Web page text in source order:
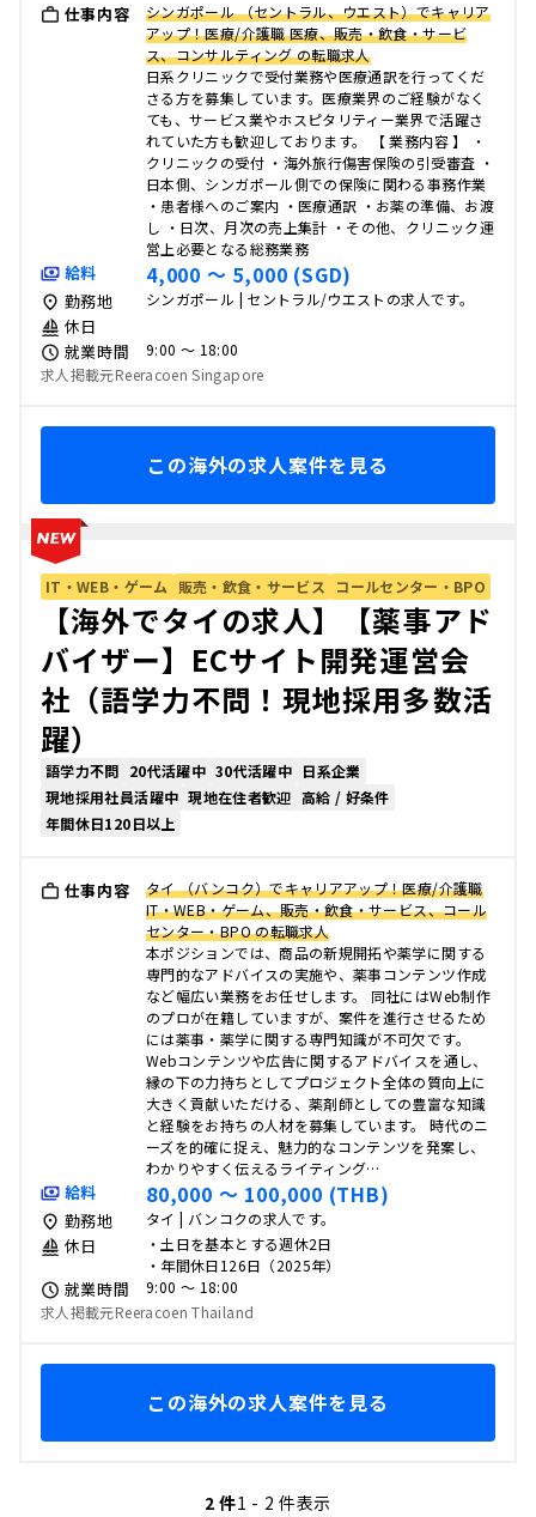
仕事内容
シンガポール （セントラル、ウエスト）でキャリア
アップ！医療/介護職 医療、販売・飲食・サービ
ス、コンサルティング の転職求人
日系クリニックで受付業務や医療通訳を行ってくだ
さる方を募集しています。医療業界のご経験がなく
ても、サービス業やホスピタリティー業界で活躍さ
れていた方も歓迎しております。 【 業務内容 】 ・
クリニックの受付 ・海外旅⾏傷害保険の引受審査 ・
⽇本側、シンガポール側での保険に関わる事務作業
・患者様へのご案内 ・医療通訳 ・お薬の準備、お渡
し ・⽇次、⽉次の売上集計 ・その他、クリニック運
営上必要となる総務業務
給料 4,000 〜 5,000 (SGD)
勤務地 シンガポール | セントラル/ウエストの求人です。
休日
就業時間
9:00 〜 18:00
求人掲載元Reeracoen Singapore
この海外の求人案件を見る
IT・WEB・ゲーム 販売・飲食・サービス コールセンター・BPO
【海外でタイの求人】【薬事アド
バイザー】ECサイト開発運営会
社（語学力不問！現地採用多数活
躍）
語学力不問 20代活躍中 30代活躍中 日系企業
現地採用社員活躍中 現地在住者歓迎 高給 / 好条件
年間休日120日以上
仕事内容
タイ （バンコク）でキャリアアップ！医療/介護職
IT・WEB・ゲーム、販売・飲食・サービス、コール
センター・BPO の転職求人
本ポジションでは、商品の新規開拓や薬学に関する
専門的なアドバイスの実施や、薬事コンテンツ作成
など幅広い業務をお任せします。 同社にはWeb制作
のプロが在籍していますが、案件を進行させるため
には薬事・薬学に関する専門知識が不可欠です。
Webコンテンツや広告に関するアドバイスを通し、
縁の下の力持ちとしてプロジェクト全体の質向上に
大きく貢献いただける、薬剤師としての豊富な知識
と経験をお持ちの人材を募集しています。 時代のニ
ーズを的確に捉え、魅力的なコンテンツを発案し、
わかりやすく伝えるライティング…
給料 80,000 〜 100,000 (THB)
勤務地 タイ | バンコクの求人です。
休日
・土日を基本とする週休2日
・年間休日126日（2025年）
就業時間
9:00 〜 18:00
求人掲載元Reeracoen Thailand
この海外の求人案件を見る
2 件1 - 2 件表示